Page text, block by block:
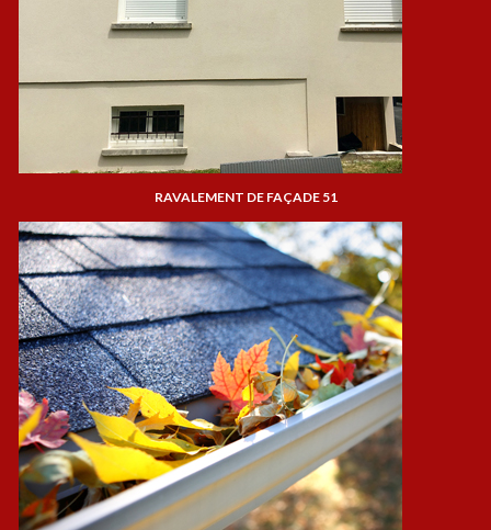
RAVALEMENT DE FAÇADE 51